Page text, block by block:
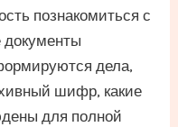
познакомиться с
документы
дела,
шифр, какие
для полной